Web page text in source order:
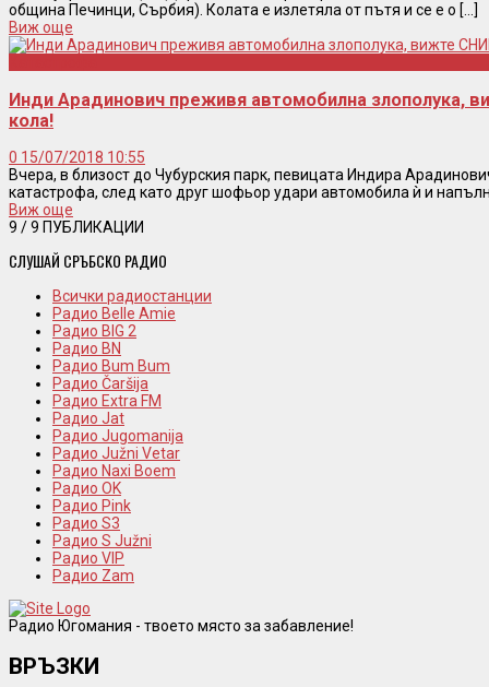
община Печинци, Сърбия). Колата е излетяла от пътя и се е о [...]
Виж още
Инди Арадинович преживя автомобилна злополука,
кола!
0 15/07/2018 10:55
Вчера, в близост до Чубурския парк, певицата Индира
катастрофа, след като друг шофьор удари автомобила ѝ и
Виж още
9 / 9 ПУБЛИКАЦИИ
СЛУШАЙ СРЪБСКО РАДИО
Всички радиостанции
Радио Belle Amie
Радио BIG 2
Радио BN
Радио Bum Bum
Радио Čaršija
Радио Extra FM
Радио Jat
Радио Jugomanija
Радио Južni Vetar
Радио Naxi Boem
Радио OK
Радио Pink
Радио S3
Радио S Južni
Радио VIP
Радио Zam
Радио Югомания - твоето място за забавление!
ВРЪЗКИ